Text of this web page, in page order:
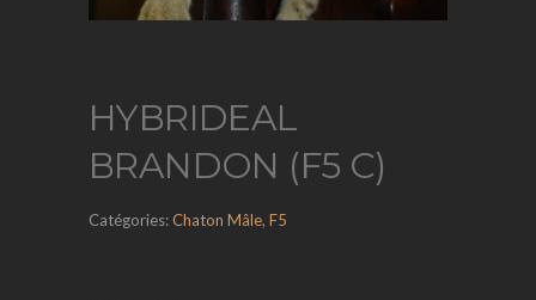
HYBRIDEAL
BRANDON (F5 C)
Catégories:Chaton Mâle, F5